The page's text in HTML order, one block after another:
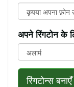
अपने रिंगटोन के
रिंगटोन्स बनाएँ